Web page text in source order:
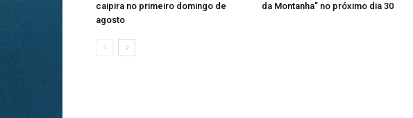
caipira no primeiro domingo de
agosto
da Montanha” no próximo dia 30